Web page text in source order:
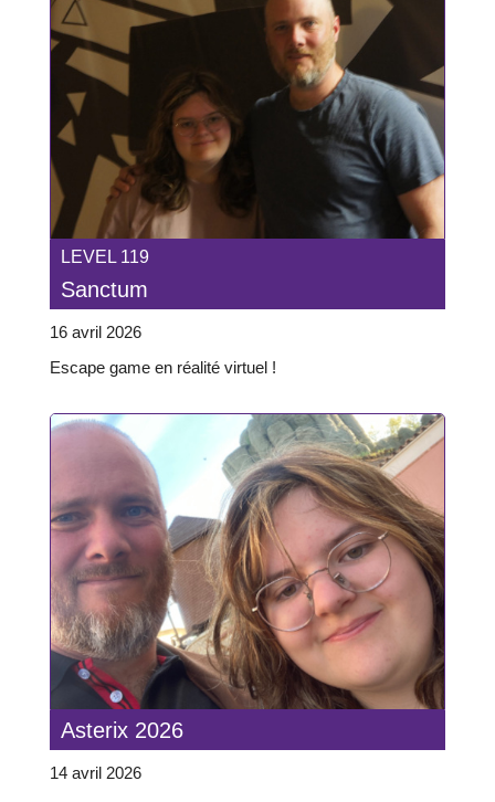
LEVEL 119
Sanctum
16 avril 2026
Escape game en réalité virtuel !
Asterix 2026
14 avril 2026